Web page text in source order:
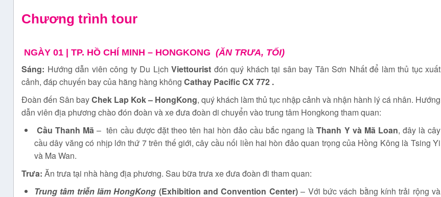
Chương trình tour
NGÀY 01 | TP. HỒ CHÍ MINH – HONGKONG (ĂN TRƯA, TỐI)
Sáng: Hướng dẫn viên công ty Du Lịch Viettourist đón quý khách tại sân bay Tân Sơn Nhất để làm thủ tục xuất
cảnh, đáp chuyến bay của hãng hàng không Cathay Pacific CX 772 .
Đoàn đến Sân bayChek Lap Kok – HongKong, quý khách làm thủ tục nhập cảnh và nhận hành lý cá nhân. Hướng
dẫn viên địa phương chào đón đoàn và xe đưa đoàn di chuyển vào trung tâm Hongkong tham quan:
​Cầu Thanh Mã – tên cầu được đặt theo tên hai hòn đảo cầu bắc ngang làThanh Y và Mã Loan, đây là cây
cầu dây văng có nhịp lớn thứ 7 trên thế giới, cây cầu nối liền hai hòn đảo quan trọng của Hồng Kông là Tsing Yi
và Ma Wan.
Trưa: Ăn trưa tại nhà hàng địa phương. Sau bữa trưa xe đưa đoàn đi tham quan:
Trung tâm triễn lãm HongKong (Exhibition and Convention Center)– Với bức vách bằng kính trải rộng và